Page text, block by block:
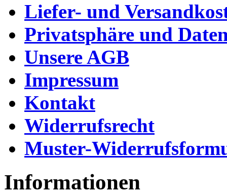
Liefer- und
Privatsphäre und
Unsere AGB
Impressum
Kontakt
Widerrufsrecht
Muster-
Informationen